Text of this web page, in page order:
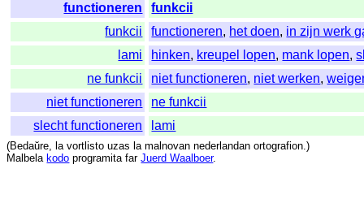
functioneren
funkcii
funkcii
functioneren, het doen, in zijn werk
lami
hinken, kreupel lopen, mank lopen,
ne funkcii
niet functioneren, niet werken,
niet functioneren
ne funkcii
slecht functioneren
lami
(Bedaŭre, la vortlisto uzas la malnovan nederlandan ortografion.)
Malbela kodo programita far Juerd Waalboer.